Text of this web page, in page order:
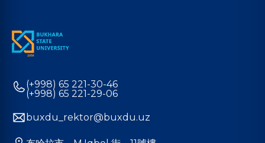
(+998) 65 221-30-46
(+998) 65 221-29-06
buxdu_rektor@buxdu.uz